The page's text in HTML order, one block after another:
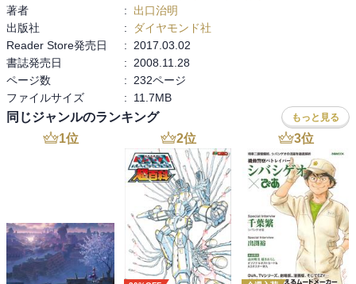
著者
:
出口治明
出版社
:
ダイヤモンド社
Reader Store発売日
:
2017.03.02
書誌発売日
:
2008.11.28
ページ数
:
232ページ
ファイルサイズ
: 11.7MB
同じジャンルのランキング もっと見る
1位 2位 3位